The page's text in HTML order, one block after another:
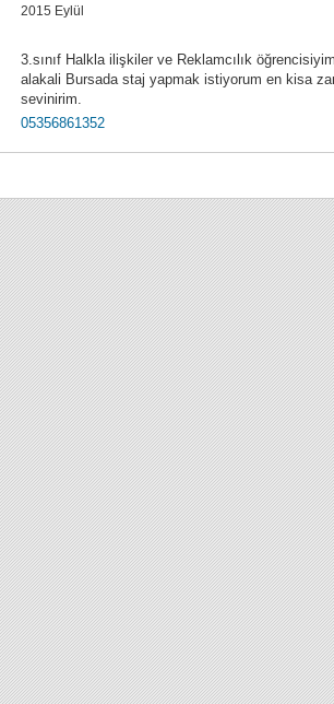
2015 Eylül
3.sınıf Halkla ilişkiler ve Reklamcılık
alakali Bursada staj yapmak istiyorum en kisa
sevinirim.
05356861352